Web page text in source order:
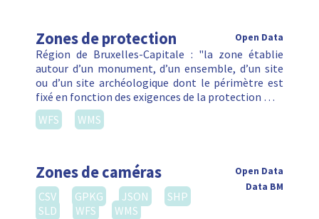
Zones de protection Open Data
Région de Bruxelles-Capitale : "la zone établie
autour d’un monument, d’un ensemble, d’un site
ou d’un site archéologique dont le périmètre est
fixé en fonction des exigences de la protection …
WFS
WMS
Zones de caméras
Open Data
Data BM
CSV GPKG JSON
SHP
SLD
WFS WMS